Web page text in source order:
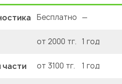
Бесплатно —
от 2000 тг. 1 год
части от 3100 тг. 1 год